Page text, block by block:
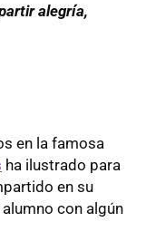
alegría,
en la famosa
ha ilustrado para
en su
con algún